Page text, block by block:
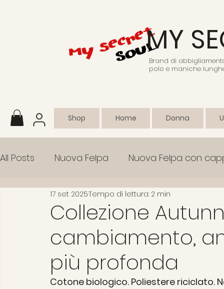
MY
Brand di
polo e maniche
Shop Home Donna
All Posts Nuova Felpa Nuova Felpa con
Abbigliamento sportivo Collezione
Collezione
cambiamento,
più profonda
17 set 2025Tempo di lettura: 2 min
Cotone biologico. Poliestere riciclato.